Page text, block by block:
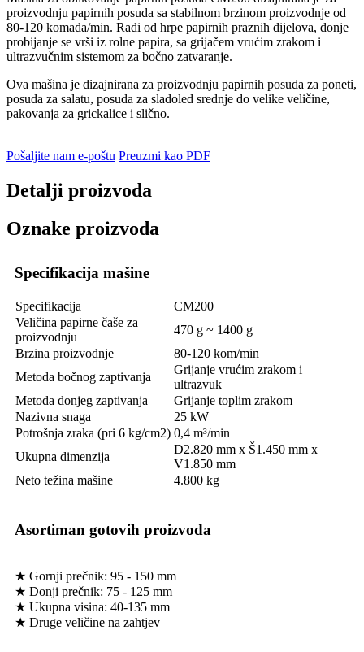
proizvodnju papirnih posuda sa stabilnom brzinom proizvodnje od
80-120 komada/min. Radi od hrpe papirnih praznih dijelova, donje
probijanje se vrši iz rolne papira, sa grijačem vrućim zrakom i
ultrazvučnim sistemom za bočno zatvaranje.
Ova mašina je dizajnirana za proizvodnju papirnih posuda za poneti,
posuda za salatu, posuda za sladoled srednje do velike veličine,
pakovanja za grickalice i slično.
Pošaljite nam e-poštu Preuzmi kao PDF
Detalji proizvoda
Oznake proizvoda
Specifikacija mašine
Specifikacija
CM200
Veličina papirne čaše za
proizvodnju
470 g ~ 1400 g
Brzina proizvodnje
80-120 kom/min
Metoda bočnog zaptivanja
Grijanje vrućim zrakom i
ultrazvuk
Metoda donjeg zaptivanja
Grijanje toplim zrakom
Nazivna snaga
25 kW
Potrošnja zraka (pri 6 kg/cm2) 0,4 m³/min
Ukupna dimenzija
D2.820 mm x Š1.450 mm x
V1.850 mm
Neto težina mašine
4.800 kg
Asortiman gotovih proizvoda
★ Gornji prečnik: 95 - 150 mm
★ Donji prečnik: 75 - 125 mm
★ Ukupna visina: 40-135 mm
★ Druge veličine na zahtjev